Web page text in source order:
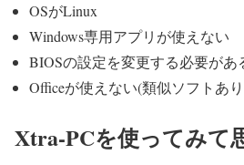
OSがLinux
Windows専用アプリが使えない
BIOSの設定を変更する必要があ
Officeが使えない(類似ソフトあ
Xtra-PCを使ってみて